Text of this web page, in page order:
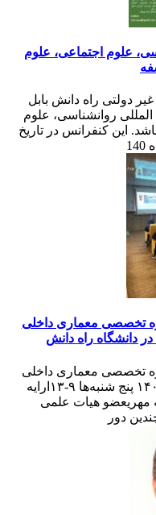
علوم اجتماعی، علوم
دولتی راه دانش بابل
روانشناسی، علوم
این کنفرانس در تاریخ
تخصصی معماری داخلی
دانشگاه راه دانش
تخصصی معماری داخلی
در دانشگاه راه دانش دی و بهمن ۱۴۰۰ پنج شنبه‌ها ۹-۱۳ارایه
مهریعضو هیات علمی